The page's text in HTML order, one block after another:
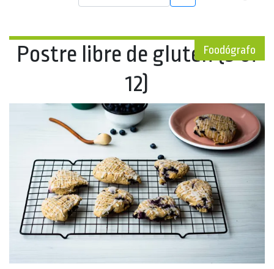
Foodógrafo
Postre libre de gluten (9 of
12)